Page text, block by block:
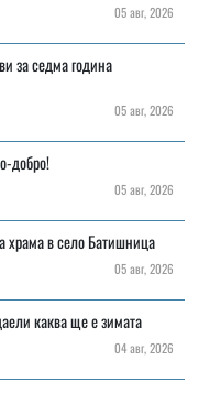
05 авг, 2026
за седма година
05 авг, 2026
добро!
05 авг, 2026
храма в село Батишница
05 авг, 2026
каква ще е зимата
04 авг, 2026